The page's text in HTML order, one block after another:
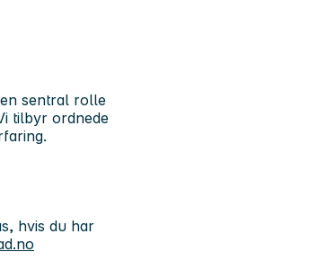
sentral rolle
tilbyr ordnede
hvis du har